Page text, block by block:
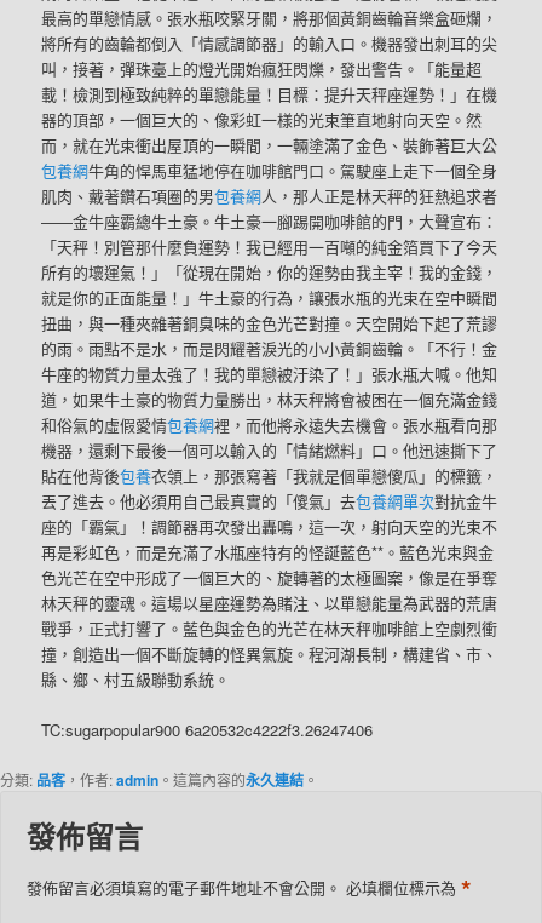
最高的單戀情感。張水瓶咬緊牙關，將那個黃銅齒輪音樂盒砸爛，
將所有的齒輪都倒入「情感調節器」的輸入口。機器發出刺耳的尖
叫，接著，彈珠臺上的燈光開始瘋狂閃爍，發出警告。「能量超
載！檢測到極致純粹的單戀能量！目標：提升天秤座運勢！」在機
器的頂部，一個巨大的、像彩虹一樣的光束筆直地射向天空。然
而，就在光束衝出屋頂的一瞬間，一輛塗滿了金色、裝飾著巨大公
包養網牛角的悍馬車猛地停在咖啡館門口。駕駛座上走下一個全身
肌肉、戴著鑽石項圈的男包養網人，那人正是林天秤的狂熱追求者
——金牛座霸總牛土豪。牛土豪一腳踢開咖啡館的門，大聲宣布：
「天秤！別管那什麼負運勢！我已經用一百噸的純金箔買下了今天
所有的壞運氣！」「從現在開始，你的運勢由我主宰！我的金錢，
就是你的正面能量！」牛土豪的行為，讓張水瓶的光束在空中瞬間
扭曲，與一種夾雜著銅臭味的金色光芒對撞。天空開始下起了荒謬
的雨。雨點不是水，而是閃耀著淚光的小小黃銅齒輪。「不行！金
牛座的物質力量太強了！我的單戀被汙染了！」張水瓶大喊。他知
道，如果牛土豪的物質力量勝出，林天秤將會被困在一個充滿金錢
和俗氣的虛假愛情包養網裡，而他將永遠失去機會。張水瓶看向那
機器，還剩下最後一個可以輸入的「情緒燃料」口。他迅速撕下了
貼在他背後包養衣領上，那張寫著「我就是個單戀傻瓜」的標籤，
丟了進去。他必須用自己最真實的「傻氣」去包養網單次對抗金牛
座的「霸氣」！調節器再次發出轟鳴，這一次，射向天空的光束不
再是彩虹色，而是充滿了水瓶座特有的怪誕藍色**。藍色光束與金
色光芒在空中形成了一個巨大的、旋轉著的太極圖案，像是在爭奪
林天秤的靈魂。這場以星座運勢為賭注、以單戀能量為武器的荒唐
戰爭，正式打響了。藍色與金色的光芒在林天秤咖啡館上空劇烈衝
撞，創造出一個不斷旋轉的怪異氣旋。程河湖長制，構建省、市、
縣、鄉、村五級聯動系統。
TC:sugarpopular900 6a20532c4222f3.26247406
分類: 品客 ，作者:admin 。這篇內容的永久連結 。
發佈留言
發佈留言必須填寫的電子郵件地址不會公開。 必填欄位標示為*